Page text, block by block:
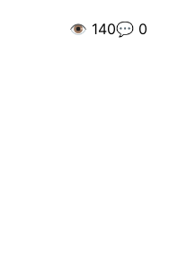
👁️ 140💬 0